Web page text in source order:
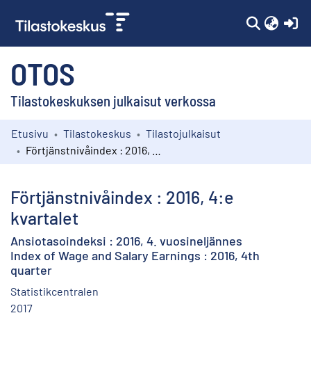
OTOS
Tilastokeskuksen julkaisut verkossa
Kokoelmat
Etusivu Tilastokeskus
Tilastojulkaisut
Förtjänstnivåindex : 2016, 4:e
kvartalet
Ansiotasoindeksi : 2016, 4. vuosineljännes
Index of Wage and Salary Earnings : 2016, 4th
quarter
Statistikcentralen
2017